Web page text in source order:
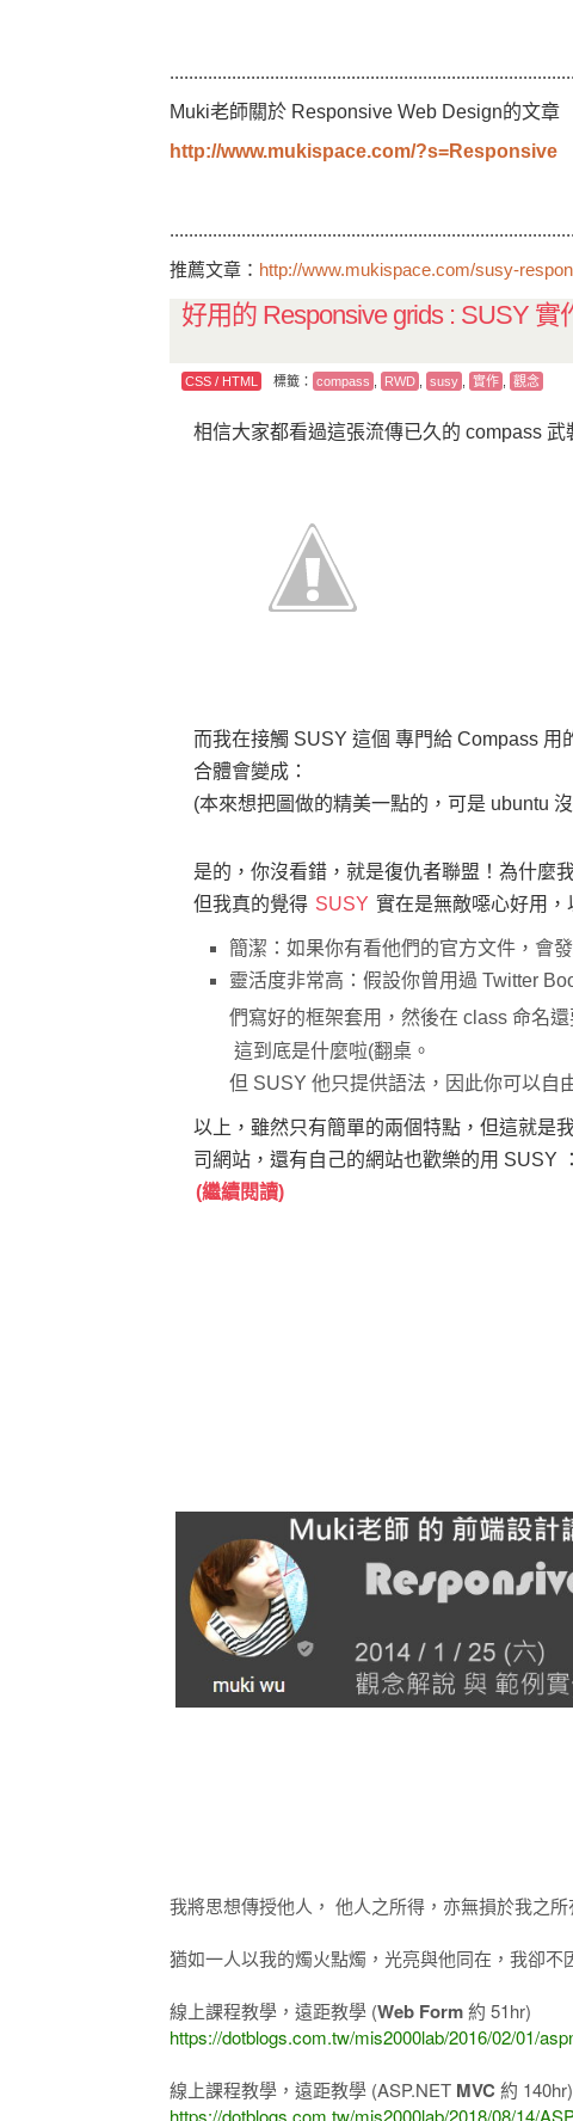
Muki老師關於 Responsive Web Design的文章
http://www.mukispace.com/?s=Responsive
推薦文章： http://www.mukispace.com/susy-
好用的 Responsive grids : SUSY 實
CSS / HTML 標籤： compass RWD susy 實作 觀念
相信大家都看過這張流傳已久的 compass 武
而我在接觸 SUSY 這個 專門給 Compass
合體會變成：
(本來想把圖做的精美一點的，可是 ubuntu
是的，你沒看錯，就是復仇者聯盟！為什麼
但我真的覺得 SUSY 實在是無敵噁心好用，
簡潔：如果你有看他們的官方文件，會
靈活度非常高：假設你曾用過 Twitter
們寫好的框架套用，然後在 class 命名
這到底是什麼啦(翻桌。
但 SUSY 他只提供語法，因此你可以自
以上，雖然只有簡單的兩個特點，但這就是
司網站，還有自己的網站也歡樂的用 SUSY
(繼續閱讀)
我將思想傳授他人， 他人之所得，亦無損於我之所
猶如一人以我的燭火點燭，光亮與他同在，我卻不
線上課程教學，遠距教學 (Web Form約 51hr)
https://dotblogs.com.tw/mis2000lab/2016/02/01/
線上課程教學，遠距教學 (ASP.NET MVC 約 140hr)
https://dotblogs.com.tw/mis2000lab/2018/08/14/